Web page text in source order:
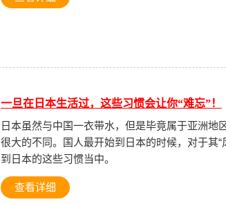
一旦在日本生活过，这些习惯会让你“难忘”！
日本虽然与中国一衣带水，但是毕竟属于亚洲
很大的不同。国人最开始到日本的时候，对于其
到日本的这些习惯当中。
查看详细